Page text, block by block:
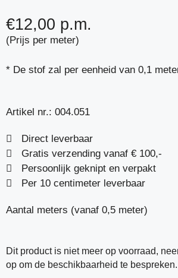
€12,00 p.m.
(Prijs per meter)
* De stof zal per eenheid van 0,1
Artikel nr.: 004.051
Direct leverbaar
Gratis verzending vanaf € 100,-
Persoonlijk geknipt en verpakt
Per 10 centimeter leverbaar
Aantal meters (vanaf 0,5 meter)
Dit product is niet meer op voorraad,
op om de beschikbaarheid te bespreken.